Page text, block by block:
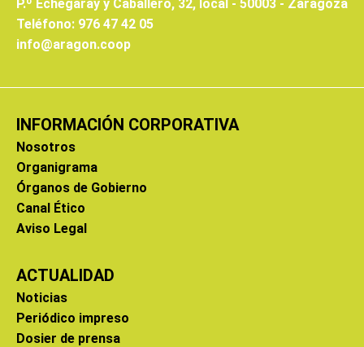
P.º Echegaray y Caballero, 32, local - 50003 - Zaragoza
Teléfono: 976 47 42 05
info@aragon.coop
INFORMACIÓN CORPORATIVA
Nosotros
Organigrama
Órganos de Gobierno
Canal Ético
Aviso Legal
ACTUALIDAD
Noticias
Periódico impreso
Dosier de prensa